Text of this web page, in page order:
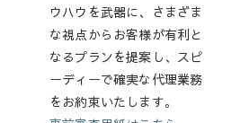
ウハウを武器に、さまざま
な視点からお客様が有利と
なるプランを提案し、スピ
ーディーで確実な代理業務
をお約束いたします。